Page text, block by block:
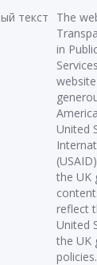
The
in
United
the UK
reflect
United
the UK
policies.